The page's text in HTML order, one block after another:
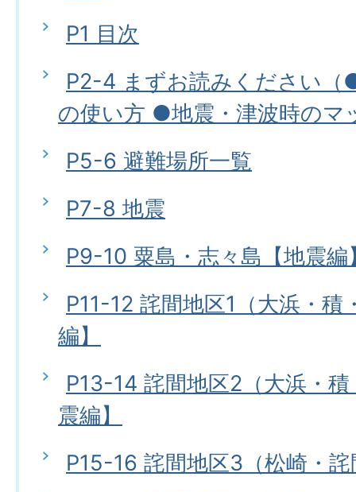
P1 目次
P2-4 まずお読みください（
の使い方 ●地震・津波時のマ
P5-6 避難場所一覧
P7-8 地震
P9-10 粟島・志々島【地震編
P11-12 詫間地区1（大浜・積
編】
P13-14 詫間地区2（大浜・
震編】
P15-16 詫間地区3（松崎・